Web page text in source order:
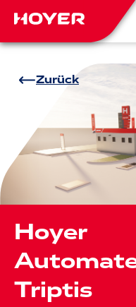
Zurück
Hoyer
Triptis